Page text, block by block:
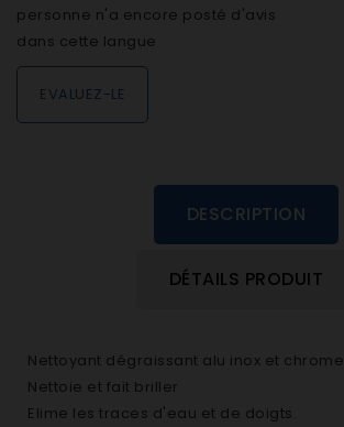
personne n'a encore posté d'avis
dans cette langue
EVALUEZ-LE
DESCRIPTION
DÉTAILS PRODUIT
Nettoyant dégraissant alu inox et chrome
Nettoie et fait briller
Elime les traces d'eau et de doigts.